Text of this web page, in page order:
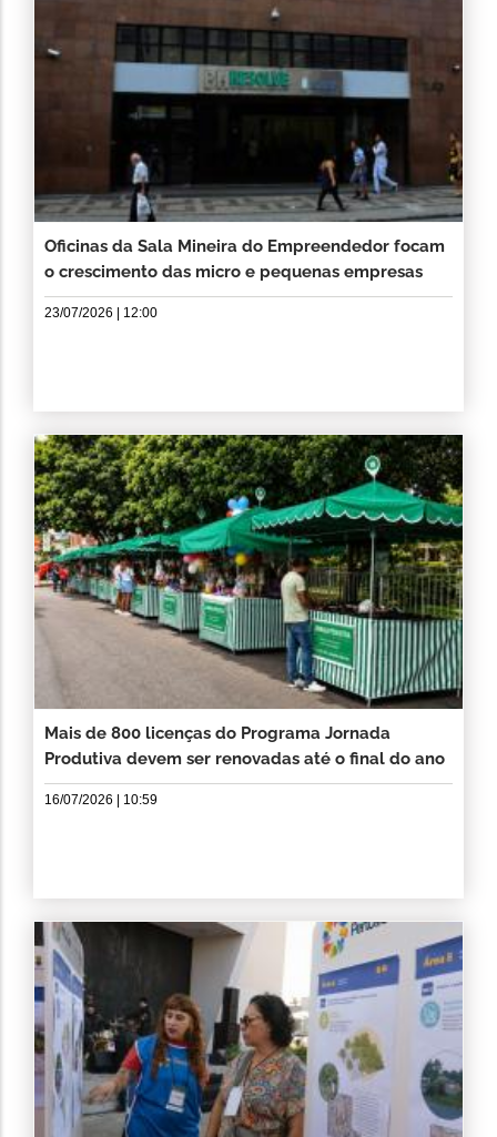
Oficinas da Sala Mineira do Empreendedor focam
o crescimento das micro e pequenas empresas
23/07/2026 | 12:00
Mais de 800 licenças do Programa Jornada
Produtiva devem ser renovadas até o final do ano
16/07/2026 | 10:59